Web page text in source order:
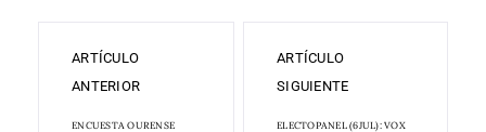
ARTÍCULO
ANTERIOR
ENCUESTA OURENSE
ARTÍCULO
SIGUIENTE
ELECTOPANEL (6JUL): VOX